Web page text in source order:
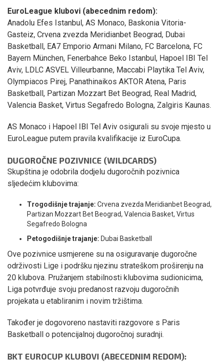
EuroLeague klubovi (abecednim redom):
Anadolu Efes Istanbul, AS Monaco, Baskonia Vitoria-
Gasteiz, Crvena zvezda Meridianbet Beograd, Dubai
Basketball, EA7 Emporio Armani Milano, FC Barcelona, FC
Bayern München, Fenerbahce Beko Istanbul, Hapoel IBI Tel
Aviv, LDLC ASVEL Villeurbanne, Maccabi Playtika Tel Aviv,
Olympiacos Pirej, Panathinaikos AKTOR Atena, Paris
Basketball, Partizan Mozzart Bet Beograd, Real Madrid,
Valencia Basket, Virtus Segafredo Bologna, Zalgiris Kaunas.
AS Monaco i Hapoel IBI Tel Aviv osigurali su svoje mjesto u
EuroLeague putem pravila kvalifikacije iz EuroCupa.
DUGOROČNE POZIVNICE (WILDCARDS)
Skupština je odobrila dodjelu dugoročnih pozivnica
sljedećim klubovima:
Trogodišnje trajanje: Crvena zvezda Meridianbet Beograd,
Partizan Mozzart Bet Beograd, Valencia Basket, Virtus
Segafredo Bologna
Petogodišnje trajanje: Dubai Basketball
Ove pozivnice usmjerene su na osiguravanje dugoročne
održivosti Lige i podršku njezinu strateškom proširenju na
20 klubova. Pružanjem stabilnosti klubovima sudionicima,
Liga potvrđuje svoju predanost razvoju dugoročnih
projekata u etabliranim i novim tržištima.
Također je dogovoreno nastaviti razgovore s Paris
Basketball o potencijalnoj dugoročnoj suradnji.
BKT EUROCUP KLUBOVI (ABECEDNIM REDOM):